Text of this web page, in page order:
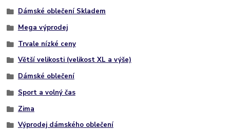
Dámské oblečení Skladem
Mega výprodej
Trvale nízké ceny
Větší velikosti (velikost XL a výše)
Dámské oblečení
Sport a volný čas
Zima
Výprodej dámského oblečení